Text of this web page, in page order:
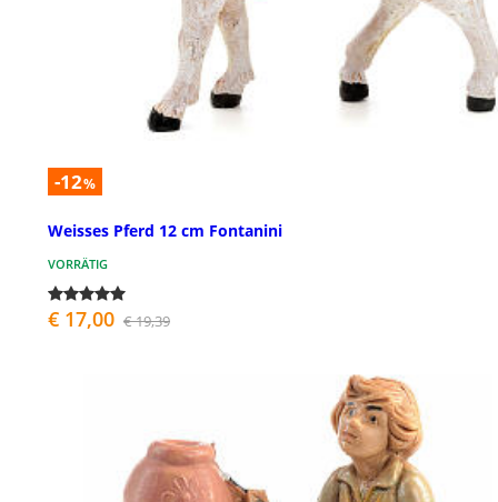
-12%
Weisses Pferd 12 cm Fontanini
VORRÄTIG
€ 17,00 € 19,39